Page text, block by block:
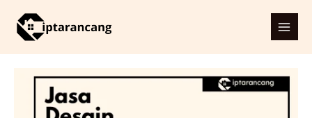
content
Main
Desain
Interior
Kelapa